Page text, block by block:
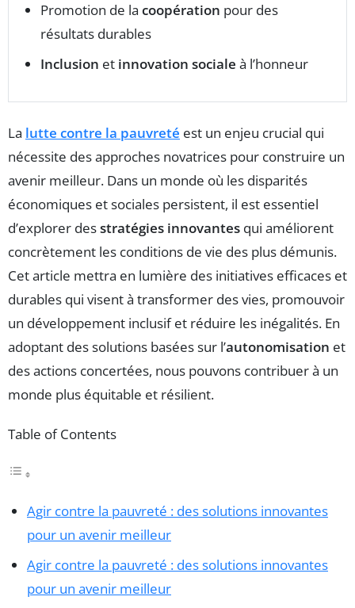
Promotion de la coopération pour des
résultats durables
Inclusion et innovation sociale à l’honneur
La lutte contre la pauvreté est un enjeu crucial qui
nécessite des approches novatrices pour construire un
avenir meilleur. Dans un monde où les disparités
économiques et sociales persistent, il est essentiel
d’explorer desstratégies innovantes qui améliorent
concrètement les conditions de vie des plus démunis.
Cet article mettra en lumière des initiatives efficaces et
durables qui visent à transformer des vies, promouvoir
un développement inclusif et réduire les inégalités. En
adoptant des solutions basées sur l’autonomisation et
des actions concertées, nous pouvons contribuer à un
monde plus équitable et résilient.
Table of Contents
Agir contre la pauvreté : des solutions innovantes
pour un avenir meilleur
Agir contre la pauvreté : des solutions innovantes
pour un avenir meilleur